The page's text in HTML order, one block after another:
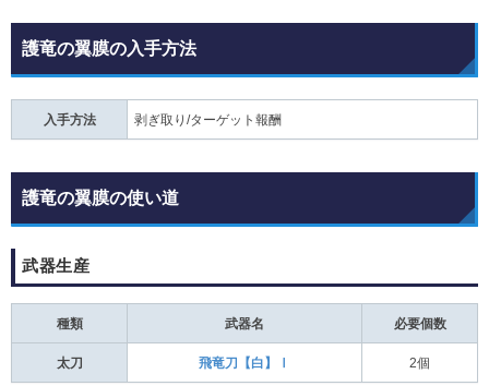
護竜の翼膜の入手方法
入手方法 剥ぎ取り/ターゲット報酬
護竜の翼膜の使い道
武器生産
種類 武器名 必要個数
太刀 飛竜刀【白】Ⅰ 2個